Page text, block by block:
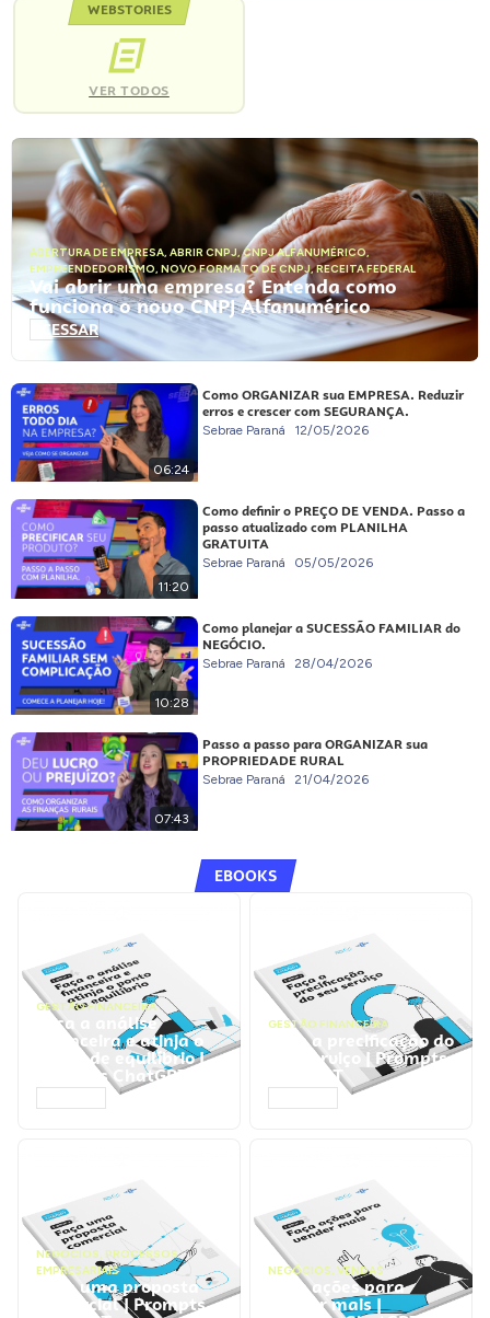
WEBSTORIES
VER TODOS
ABERTURA DE EMPRESA, ABRIR CNPJ,CNPJ ALFANUMÉRICO,
EMPREENDEDORISMO, NOVO FORMATO DE CNPJ,RECEITA FEDERAL
Vai abrir uma empresa? Entenda como
funciona o novo CNPJ Alfanumérico
ACESSAR
06:24
Como ORGANIZAR sua EMPRESA. Reduzir
erros e crescer com SEGURANÇA.
Sebrae Paraná 12/05/2026
11:20
Como definir o PREÇO DE VENDA. Passo a
passo atualizado com PLANILHA
GRATUITA
Sebrae Paraná 05/05/2026
10:28
Como planejar a SUCESSÃO FAMILIAR do
NEGÓCIO.
Sebrae Paraná 28/04/2026
07:43
Passo a passo para ORGANIZAR sua
PROPRIEDADE RURAL
Sebrae Paraná 21/04/2026
EBOOKS
GESTÃO FINANCEIRA
Faça a análise
financeira e atinja o
ponto de equilíbrio |
Prompts ChatGPT
GESTÃO FINANCEIRA
Faça a precificação do
seu serviço | Prompts
ChatGPT
NEGÓCIOS, PROCESSOS
EMPRESARIAIS
Faça uma proposta
comercial | Prompts
NEGÓCIOS, VENDAS
Faça ações para
vender mais |